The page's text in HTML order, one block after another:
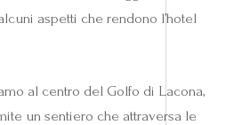
aspetti che rendono l’hotel
al centro del Golfo di Lacona,
un sentiero che attraversa le